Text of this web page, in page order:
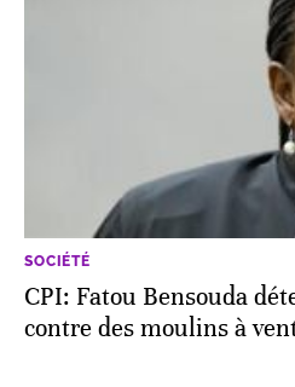
SOCIÉTÉ
CPI: Fatou Bensouda
contre des moulins à